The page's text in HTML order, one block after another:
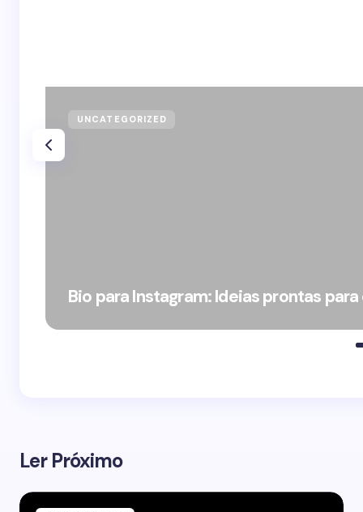
UNCATEGORIZED
Bio para Instagram: Ideias prontas
Ler Próximo